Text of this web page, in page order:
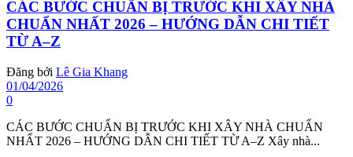
CÁC BƯỚC CHUẨN BỊ TRƯỚC KHI XÂY NHÀ
CHUẨN NHẤT 2026 – HƯỚNG DẪN CHI TIẾT
TỪ A–Z
Đăng bởi Lê Gia Khang
01/04/2026
0
CÁC BƯỚC CHUẨN BỊ TRƯỚC KHI XÂY NHÀ CHUẨN
NHẤT 2026 – HƯỚNG DẪN CHI TIẾT TỪ A–Z Xây nhà...